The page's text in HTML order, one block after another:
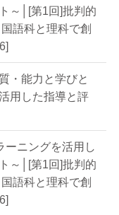
～│[第1回]批判的
語科と理科で創
・能力と学びと
用した指導と評
ーニングを活用し
～│[第1回]批判的
語科と理科で創